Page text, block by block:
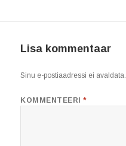
Lisa kommentaar
Sinu e-postiaadressi ei avaldata.
KOMMENTEERI*